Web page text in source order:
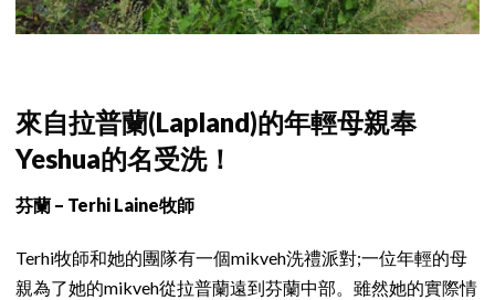
來自拉普蘭(Lapland)的年輕母親奉
Yeshua的名受洗！
芬蘭 – Terhi Laine牧師
Terhi牧師和她的團隊有一個mikveh洗禮派對;一位年輕的母
親為了她的mikveh從拉普蘭遠到芬蘭中部。雖然她的實際情